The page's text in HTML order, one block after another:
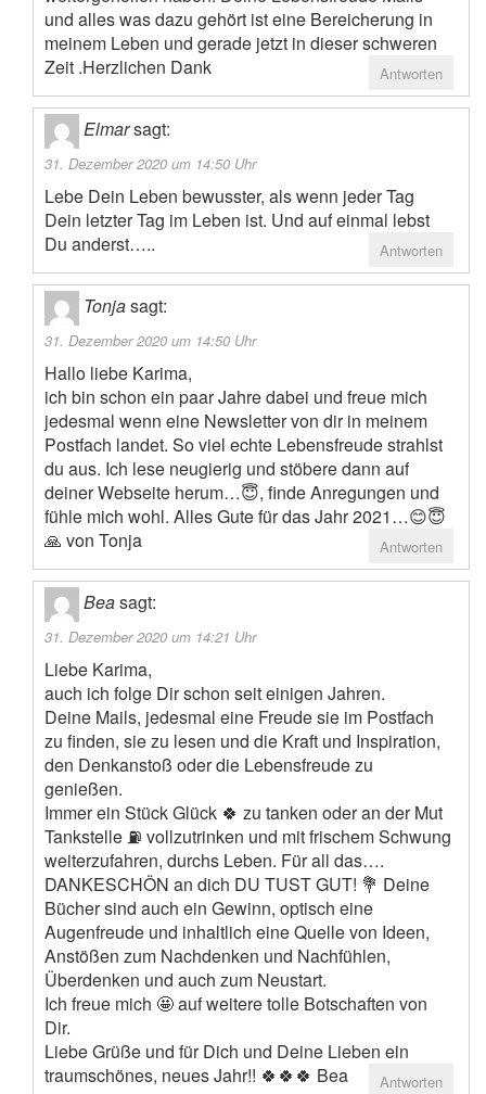
und alles was dazu gehört ist eine Bereicherung in
meinem Leben und gerade jetzt in dieser schweren
Zeit .Herzlichen Dank
Antworten
Elmarsagt:
31. Dezember 2020 um 14:50 Uhr
Lebe Dein Leben bewusster, als wenn jeder Tag
Dein letzter Tag im Leben ist. Und auf einmal lebst
Du anderst…..
Antworten
Tonjasagt:
31. Dezember 2020 um 14:50 Uhr
Hallo liebe Karima,
ich bin schon ein paar Jahre dabei und freue mich
jedesmal wenn eine Newsletter von dir in meinem
Postfach landet. So viel echte Lebensfreude strahlst
du aus. Ich lese neugierig und stöbere dann auf
deiner Webseite herum…😇, finde Anregungen und
fühle mich wohl. Alles Gute für das Jahr 2021…😊😇
🙏 von Tonja
Antworten
Beasagt:
31. Dezember 2020 um 14:21 Uhr
Liebe Karima,
auch ich folge Dir schon seit einigen Jahren.
Deine Mails, jedesmal eine Freude sie im Postfach
zu finden, sie zu lesen und die Kraft und Inspiration,
den Denkanstoß oder die Lebensfreude zu
genießen.
Immer ein Stück Glück 🍀 zu tanken oder an der Mut
Tankstelle ⛽️ vollzutrinken und mit frischem Schwung
weiterzufahren, durchs Leben. Für all das….
DANKESCHÖN an dich DU TUST GUT! 💐 Deine
Bücher sind auch ein Gewinn, optisch eine
Augenfreude und inhaltlich eine Quelle von Ideen,
Anstößen zum Nachdenken und Nachfühlen,
Überdenken und auch zum Neustart.
Ich freue mich 🤩 auf weitere tolle Botschaften von
Dir.
Liebe Grüße und für Dich und Deine Lieben ein
traumschönes, neues Jahr!! 🍀🍀🍀 Bea
Antworten